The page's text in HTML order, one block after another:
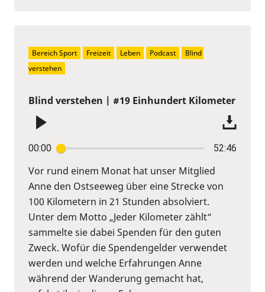
Blind verstehen | #19 Einhundert Kilometer
00:00 52:46
Vor rund einem Monat hat unser Mitglied
Anne den Ostseeweg über eine Strecke von
100 Kilometern in 21 Stunden absolviert.
Unter dem Motto „Jeder Kilometer zählt“
sammelte sie dabei Spenden für den guten
Zweck. Wofür die Spendengelder verwendet
werden und welche Erfahrungen Anne
während der Wanderung gemacht hat,
Bereich Sport Freizeit Leben Podcast
Blind
verstehen